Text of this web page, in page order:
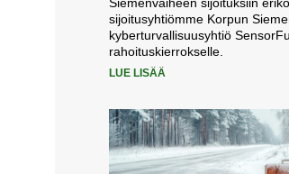
Siemenvaiheen sijoituksiin
sijoitusyhtiömme Korpun
kyberturvallisuusyhtiö
rahoituskierrokselle.
LUE LISÄÄ